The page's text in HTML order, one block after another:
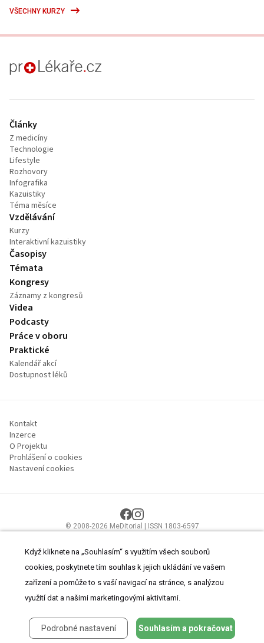
VŠECHNY KURZY
proLékaře.cz
Články
Z medicíny
Technologie
Lifestyle
Rozhovory
Infografika
Kazuistiky
Téma měsíce
Vzdělávání
Kurzy
Interaktivní kazuistiky
Časopisy
Témata
Kongresy
Záznamy z kongresů
Videa
Podcasty
Práce v oboru
Praktické
Kalendář akcí
Dostupnost léků
Kontakt
Inzerce
O Projektu
Prohlášení o cookies
Nastavení cookies
© 2008-2026 MeDitorial | ISSN 1803-6597
zdravotnictví.Čtěte prohlášeníaZásady zpracování osobních údajů
Když kliknete na „Souhlasím“ s využitím všech souborů
cookies, poskytnete tím souhlas k jejich ukládání ve vašem
zařízení a pomůže to s vaší navigací na stránce, s analýzou
využití dat a našimi marketingovými aktivitami.
Podrobné nastavení Souhlasím a pokračovat